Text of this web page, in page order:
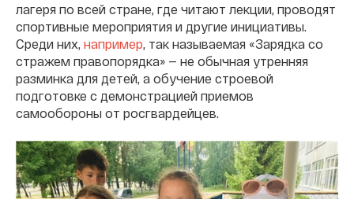
лагеря по всей стране, где читают лекции, проводят
спортивные мероприятия и другие инициативы.
Среди них, например, так называемая «Зарядка со
стражем правопорядка» — не обычная утренняя
разминка для детей, а обучение строевой
подготовке с демонстрацией приемов
самообороны от росгвардейцев.